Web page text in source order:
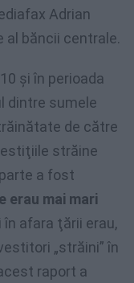
Adrian
băncii centrale.
şi în perioada
dintre sumele
de către
străine
a fost
erau mai mari
afara ţării erau,
„străini” în
raport a